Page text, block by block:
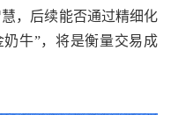
，后续能否通过精细化
牛”，将是衡量交易成